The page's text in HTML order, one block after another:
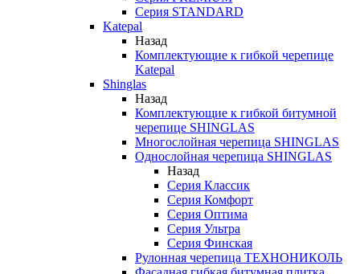
Серия STANDARD
Katepal
Назад
Комплектующие к гибкой черепице
Katepal
Shinglas
Назад
Комплектующие к гибкой битумной
черепице SHINGLAS
Многослойная черепица SHINGLAS
Однослойная черепица SHINGLAS
Назад
Серия Классик
Серия Комфорт
Серия Оптима
Серия Ультра
Серия Финская
Рулонная черепица ТЕХНОНИКОЛЬ